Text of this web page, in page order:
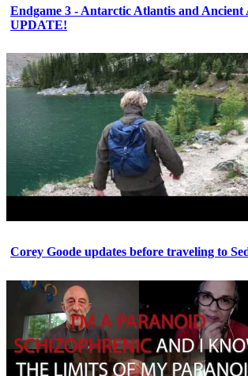
Endgame 3 - Antarctic Atlantis and Ancient
UPDATE!
Corey Goode updates before traveling to